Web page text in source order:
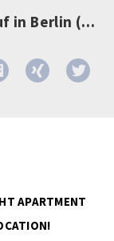
Zinshaus/Renditeobjekt zum Kauf in Berlin (nicht mehr verfügbar)
APARTMENT